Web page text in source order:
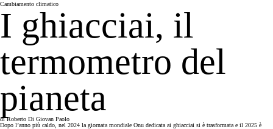
Cambiamento climatico
I ghiacciai, il
termometro del
pianeta
di Roberto Di Giovan Paolo
Dopo l’anno più caldo, nel 2024 la giornata mondiale Onu dedicata ai ghiacciai si è trasformata e il 2025 è